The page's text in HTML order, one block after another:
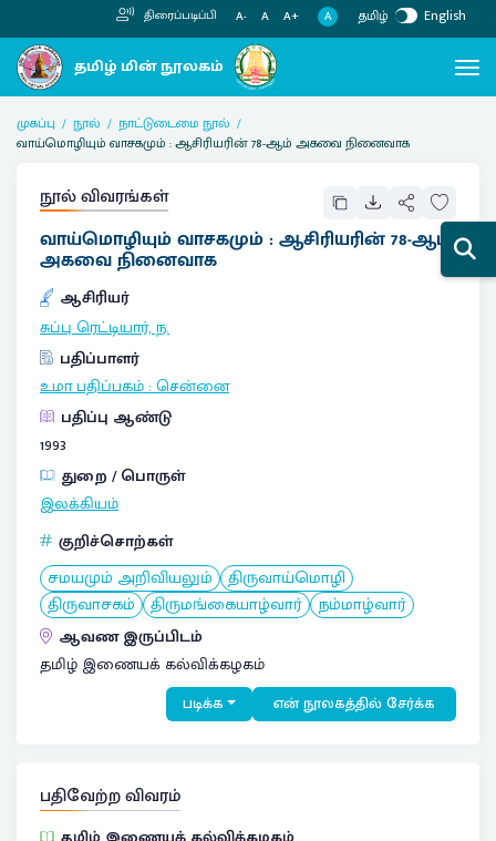
திரைப்படிப்பி A- A A+ A தமிழ் English
முகப்பு நூல்
நாட்டுடைமை நூல்
வாய்மொழியும் வாசகமும் : ஆசிரியரின் 78-ஆம் அகவை நினைவாக
நூல் விவரங்கள்
வாய்மொழியும் வாசகமும் : ஆசிரியரின் 78-ஆம்
அகவை நினைவாக
ஆசிரியர்
சுப்பு ரெட்டியார், ந.
பதிப்பாளர்
உமா பதிப்பகம்:சென்னை
பதிப்பு ஆண்டு
1993
துறை / பொருள்
இலக்கியம்
குறிச்சொற்கள்
சமயமும் அறிவியலும் திருவாய்மொழி
திருவாசகம் திருமங்கையாழ்வார் நம்மாழ்வார்
ஆவண இருப்பிடம்
தமிழ் இணையக் கல்விக்கழகம்
படிக்க என் நூலகத்தில் சேர்க்க
பதிவேற்ற விவரம்